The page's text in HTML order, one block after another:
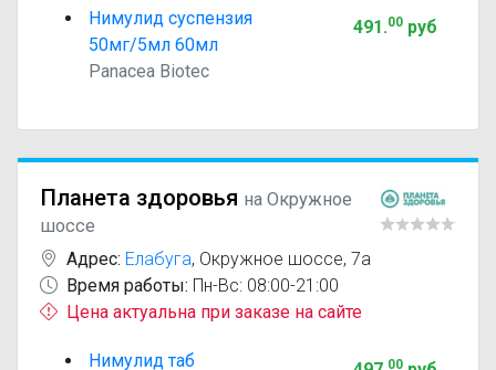
Нимулид суспензия
50мг/5мл 60мл
Panacea Biotec
491.00руб
Планета здоровья на Окружное
шоссе
Адрес: Елабуга, Окружное шоссе, 7а
Время работы: Пн-Вс: 08:00-21:00
Цена актуальна при заказе на сайте
Нимулид таб 00